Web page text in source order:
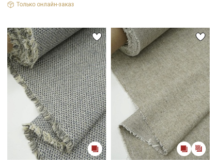
Только онлайн-заказ